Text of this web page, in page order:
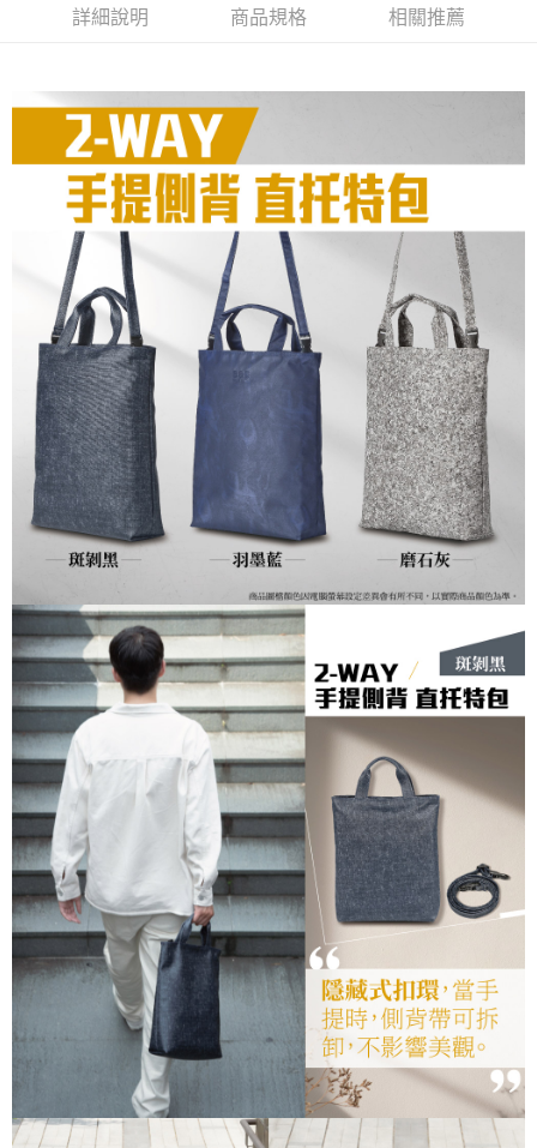
１．於結帳方式選擇「AFTEE先享後付」後，將跳轉至「AFTEE先享後付」
３．收到繳費通知簡訊後14天內，點擊此簡訊中的連結，可透過四大超商／
ATM／網路銀行／等多元方式進行付款，方視為交易完成。
※ 請注意：結帳手續完成當下不需立刻繳費，但若您需要取消訂單，請聯絡
購買商品的店家。未經商家同意取消之訂單仍視為有效，需透過AFTEE先享
後付繳納相關費用。
※ 交易是否成功請以「AFTEE先享後付 」之結帳頁面顯示為準，若有關於
是否繳費成功／繳費後需取消欲退款等相關疑問，請聯繫「AFTEE先享後付
客戶支援中心」https://netprotections.freshdesk.com/support/home
【注意事項】
１．透過由恩沛科技股份有限公司提供之「AFTEE先享後付」服務完成之交
易，需依本服務之必要範圍內提供個人資料，並將交易相關給付款項請求債
權轉讓予恩沛科技股份有限公司。
２．關於個人資料處理事宜，請瀏覽以下網址：
https://aftee.tw/terms/#terms3
３．未成年的使用者請事先徵得法定代理人或監護人之同意方可使用
「AFTEE先享後付」，若未經同意申辦者引起之損失，本公司不負相關責
任。
４．使用「AFTEE先享後付」時，將依據個別帳號之用戶狀況，依本公司即
時審查核予不同之上限額度；若仍有額度不足之情形，本公司將視審查結果
請求用戶進行身份認證。
５．嚴禁一人註冊多個帳號或使用他人資訊註冊。若發現惡意使用之情形，
恩沛科技股份有限公司將有權停止該用戶之使用額度並採取法律行動。
全家取貨付款
萊爾富取貨付款
每筆NT$60，滿NT$1,000(含以上)免運費
7-11取貨付款
每筆NT$60，滿NT$1,000(含以上)免運費
每筆NT$100，滿NT$1,000(含以上)免運費
黑貓貨到付款
每筆NT$150，滿NT$1,000(含以上)免運費
詳細說明 商品規格 相關推薦